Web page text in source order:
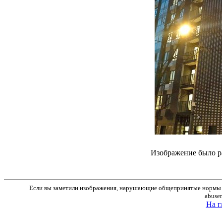
Изображение было
Если вы заметили изображения, нарушающие общепринятые нормы
На